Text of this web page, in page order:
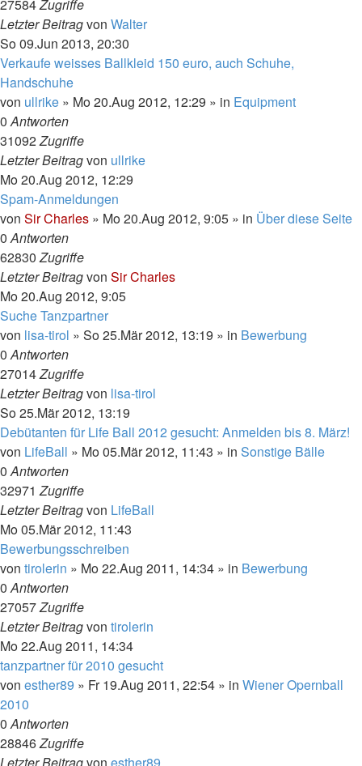
27584Zugriffe
Letzter Beitragvon Walter
So 09.Jun 2013, 20:30
Verkaufe weisses Ballkleid 150 euro, auch Schuhe,
Handschuhe
von ullrike » Mo 20.Aug 2012, 12:29 » in Equipment
0Antworten
31092Zugriffe
Letzter Beitragvon ullrike
Mo 20.Aug 2012, 12:29
Spam-Anmeldungen
von Sir Charles » Mo 20.Aug 2012, 9:05 » in Über diese Seite
0Antworten
62830Zugriffe
Letzter Beitragvon Sir Charles
Mo 20.Aug 2012, 9:05
Suche Tanzpartner
von lisa-tirol » So 25.Mär 2012, 13:19 » in Bewerbung
0Antworten
27014Zugriffe
Letzter Beitragvon lisa-tirol
So 25.Mär 2012, 13:19
Debütanten für Life Ball 2012 gesucht: Anmelden bis 8. März!
von LifeBall » Mo 05.Mär 2012, 11:43 » in Sonstige Bälle
0Antworten
32971Zugriffe
Letzter Beitragvon LifeBall
Mo 05.Mär 2012, 11:43
Bewerbungsschreiben
von tirolerin » Mo 22.Aug 2011, 14:34 » in Bewerbung
0Antworten
27057Zugriffe
Letzter Beitragvon tirolerin
Mo 22.Aug 2011, 14:34
tanzpartner für 2010 gesucht
von esther89 » Fr 19.Aug 2011, 22:54 » in Wiener Opernball
2010
0Antworten
28846Zugriffe